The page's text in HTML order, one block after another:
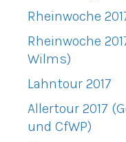
Rheinwoche
Rheinwoche
Wilms)
Lahntour 2017
Allertour 2017
und CfWP)